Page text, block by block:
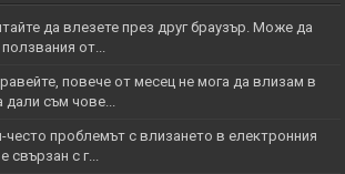
да влезете през друг браузър. Може да
от...
повече от месец не мога да влизам в
съм чове...
често проблемът с влизането в електронния
свързан с г...